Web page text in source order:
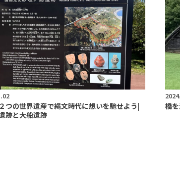
つの世界遺産で縄文時代に想いを馳せよう|
跡と大船遺跡
橋